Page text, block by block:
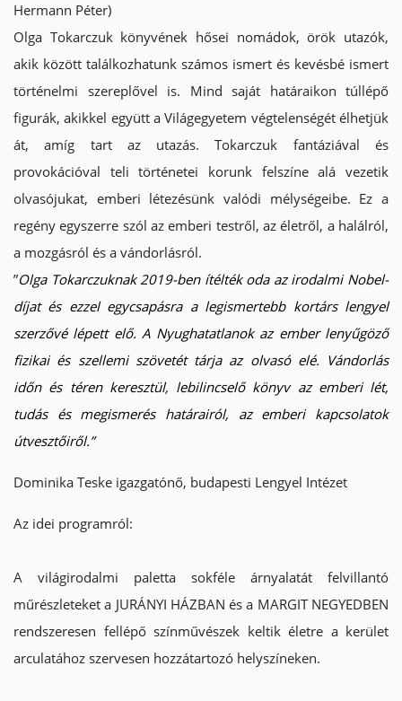
Hermann Péter)
Olga Tokarczuk könyvének hősei nomádok, örök utazók,
akik között találkozhatunk számos ismert és kevésbé ismert
történelmi szereplővel is. Mind saját határaikon túllépő
figurák, akikkel együtt a Világegyetem végtelenségét élhetjük
át, amíg tart az utazás. Tokarczuk fantáziával és
provokációval teli történetei korunk felszíne alá vezetik
olvasójukat, emberi létezésünk valódi mélységeibe. Ez a
regény egyszerre szól az emberi testről, az életről, a halálról,
a mozgásról és a vándorlásról.
​”Olga Tokarczuknak 2019-ben ítélték oda az irodalmi Nobel-
díjat és ezzel egycsapásra a legismertebb kortárs lengyel
szerzővé lépett elő. A Nyughatatlanokaz ember lenyűgöző
fizikai és szellemi szövetét tárja az olvasó elé. Vándorlás
időn és téren keresztül, lebilincselő könyv az emberi lét,
tudás és megismerés határairól, az emberi kapcsolatok
útvesztőiről.”
Dominika Teske igazgatónő, budapesti Lengyel Intézet
Az idei programról:
A világirodalmi paletta sokféle árnyalatát felvillantó
műrészleteket a JURÁNYI HÁZBAN és a MARGIT NEGYEDBEN
rendszeresen fellépő színművészek keltik életre a kerület
arculatához szervesen hozzátartozó helyszíneken.